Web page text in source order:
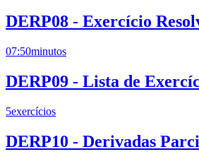
DERP08 - Exercício
07:50minutos
DERP09 - Lista de
5exercícios
DERP10 - Derivadas